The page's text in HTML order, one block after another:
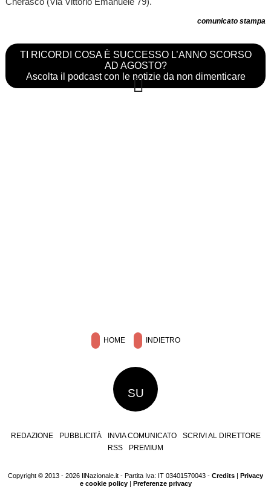
comunicato stampa
TI RICORDI COSA È SUCCESSO L’ANNO SCORSO
AD AGOSTO?
Ascolta il podcast con le notizie da non dimenticare
HOME INDIETRO
SU
REDAZIONE PUBBLICITÀ INVIA COMUNICATO
SCRIVI AL DIRETTORE
RSS
PREMIUM
Copyright © 2013 - 2026 IlNazionale.it - Partita Iva: IT 03401570043 - Credits | Privacy
e cookie policy| Preferenze privacy